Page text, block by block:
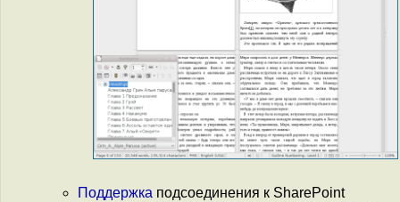
Поддержка подсоединения к SharePoint